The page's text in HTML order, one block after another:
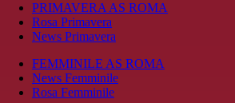
PRIMAVERA AS ROMA
Rosa Primavera
News Primavera
FEMMINILE AS ROMA
News Femminile
Rosa Femminile